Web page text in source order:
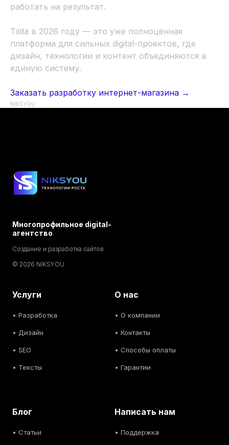
работать на результат.
Tilda в 2026 году — это уже полноценная
платформа для сильных digital-проектов, где
дизайн, технологии и контент объединяются в
единую систему.
Заказать разработку интернет-магазина →
NIKSYOU
Многопрофильное digital-
агентство
Создание и разработка сайтов
© 2026 NIKSYOU
Услуги
• Разработка
• Дизайн
• SEO
• Тексты
О нас
• О компании
• Контакты
• Способы оплаты
• Гарантии
Блог
• Статьи
Написать нам
• Поддержка